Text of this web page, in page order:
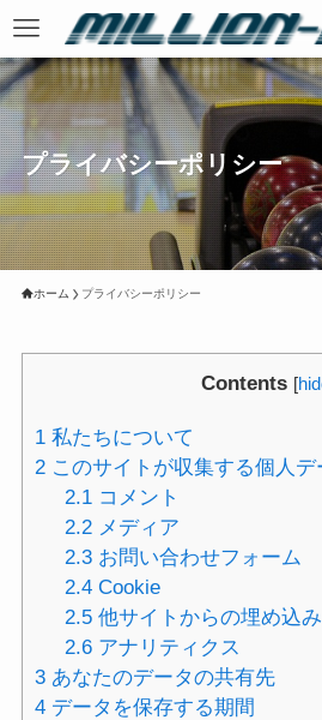
プライバシーポリシー
ホーム プライバシーポリシー
Contents [
1私たちについて
2このサイトが収集する個人デ
2.1 コメント
2.2 メディア
2.3 お問い合わせフォーム
2.4 Cookie
2.5 他サイトからの埋め込
2.6 アナリティクス
3あなたのデータの共有先
4データを保存する期間